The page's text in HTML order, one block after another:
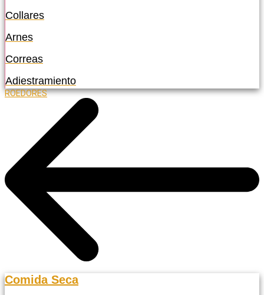
Collares
Arnes
Correas
Adiestramiento
ROEDORES
Comida Seca